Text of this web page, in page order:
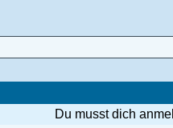
Du musst dich